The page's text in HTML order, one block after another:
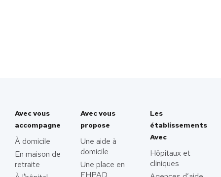
Avec vous
accompagne
À domicile
En maison de
retraite
Avec vous
propose
Une aide à
domicile
Une place en
EHPAD
Les
établissements
Avec
Hôpitaux et
cliniques